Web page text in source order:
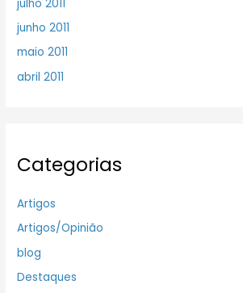
julho 2011
junho 2011
maio 2011
abril 2011
Categorias
Artigos
Artigos/Opinião
blog
Destaques